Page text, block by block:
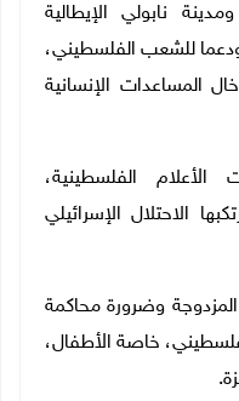
نابولي الإيطالية
ودعما للشعب الفلسطيني،
المساعدات الإنسانية
الفلسطينية،
الاحتلال الإسرائيلي
وضرورة محاكمة
خاصة الأطفال،